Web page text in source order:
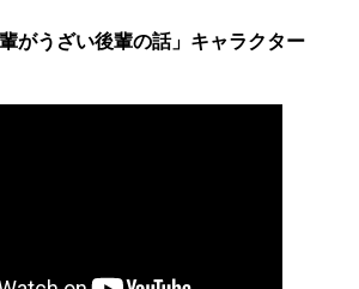
がうざい後輩の話」キャラクター